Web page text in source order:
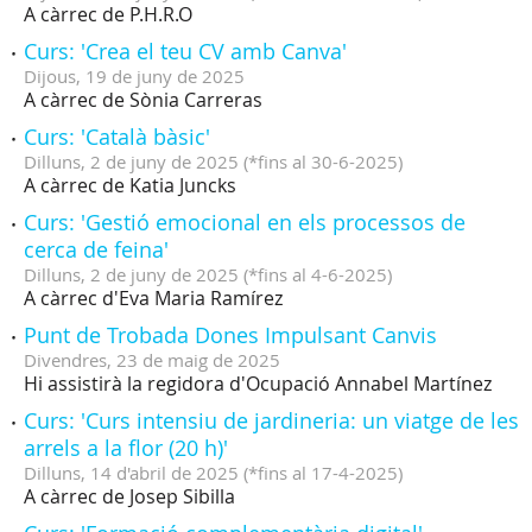
A càrrec de P.H.R.O
Curs: 'Crea el teu CV amb Canva'
Dijous, 19 de juny de 2025
A càrrec de Sònia Carreras
Curs: 'Català bàsic'
Dilluns, 2 de juny de 2025 (*fins al 30-6-2025)
A càrrec de Katia Juncks
Curs: 'Gestió emocional en els processos de
cerca de feina'
Dilluns, 2 de juny de 2025 (*fins al 4-6-2025)
A càrrec d'Eva Maria Ramírez
Punt de Trobada Dones Impulsant Canvis
Divendres, 23 de maig de 2025
Hi assistirà la regidora d'Ocupació Annabel Martínez
Curs: 'Curs intensiu de jardineria: un viatge de les
arrels a la flor (20 h)'
Dilluns, 14 d'abril de 2025 (*fins al 17-4-2025)
A càrrec de Josep Sibilla